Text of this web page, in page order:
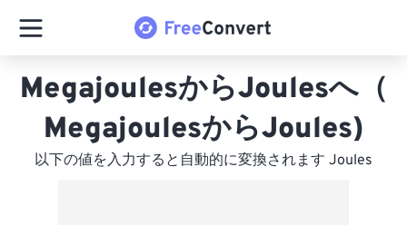
MegajoulesからJoulesへ（
MegajoulesからJoules)
以下の値を入力すると自動的に変換されます Joules